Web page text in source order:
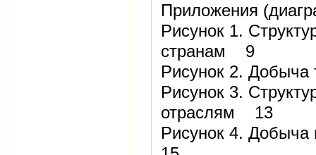
Приложения
Рисунок 1.
странам 9
Рисунок 2.
Рисунок 3.
отраслям 13
Рисунок 4.